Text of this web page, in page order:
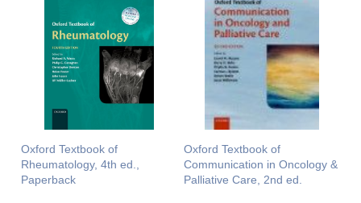
Oxford Textbook of
Rheumatology, 4th ed.,
Paperback
Oxford Textbook of
Communication in Oncology &
Palliative Care, 2nd ed.